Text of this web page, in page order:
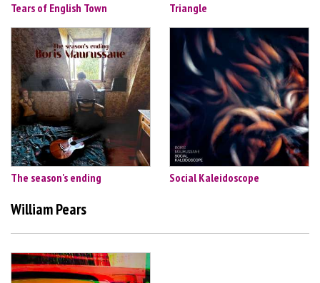
Tears of English Town Triangle
The season's ending Social Kaleidoscope
William Pears